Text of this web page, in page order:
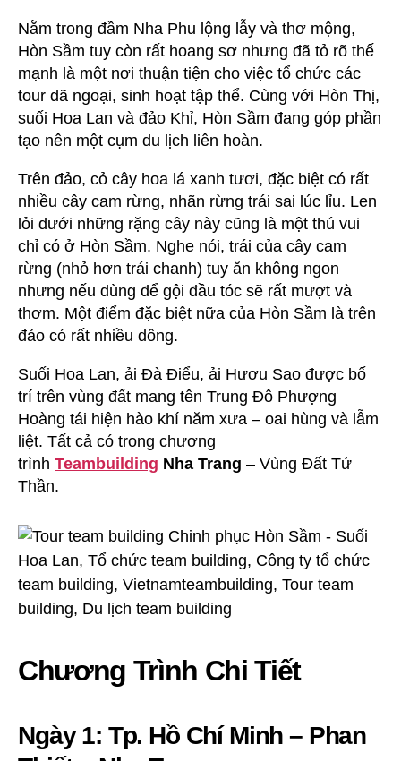
Nằm trong đầm Nha Phu lộng lẫy và thơ mộng,
Hòn Sầm tuy còn rất hoang sơ nhưng đã tỏ rõ thế
mạnh là một nơi thuận tiện cho việc tổ chức các
tour dã ngoại, sinh hoạt tập thể. Cùng với Hòn Thị,
suối Hoa Lan và đảo Khỉ, Hòn Sầm đang góp phần
tạo nên một cụm du lịch liên hoàn.
Trên đảo, cỏ cây hoa lá xanh tươi, đặc biệt có rất
nhiều cây cam rừng, nhãn rừng trái sai lúc lỉu. Len
lỏi dưới những rặng cây này cũng là một thú vui
chỉ có ở Hòn Sầm. Nghe nói, trái của cây cam
rừng (nhỏ hơn trái chanh) tuy ăn không ngon
nhưng nếu dùng để gội đầu tóc sẽ rất mượt và
thơm. Một điểm đặc biệt nữa của Hòn Sầm là trên
đảo có rất nhiều dông.
Suối Hoa Lan, ải Đà Điểu, ải Hươu Sao được bố
trí trên vùng đất mang tên Trung Đô Phượng
Hoàng tái hiện hào khí năm xưa – oai hùng và lẫm
liệt. Tất cả có trong chương
trình Teambuilding Nha Trang – Vùng Đất Tử
Thần.
Chương Trình Chi Tiết
Ngày 1: Tp. Hồ Chí Minh – Phan